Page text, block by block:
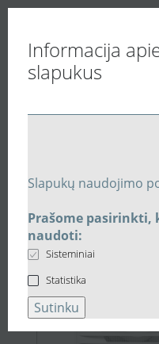
Informacija
slapukus
Slapukų naudojimo
Prašome pasirinkti,
naudoti:
Sisteminiai
Statistika
Sutinku
Vedinu.LT